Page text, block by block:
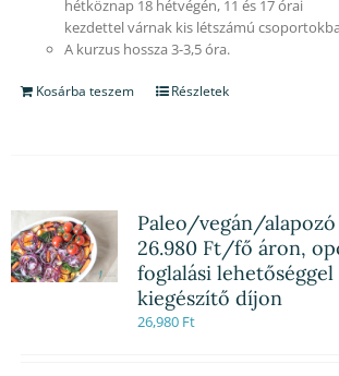
hétköznap 18 hétvégén, 11 és 17 órai
kezdettel várnak kis létszámú
A kurzus hossza 3-3,5 óra.
Kosárba teszem Részletek
Paleo/vegán/
26.980 Ft/fő áron,
foglalási
kiegészítő díjon
26,980 Ft